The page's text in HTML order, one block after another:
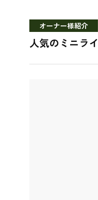
オーナー様紹介
人気のミニラ